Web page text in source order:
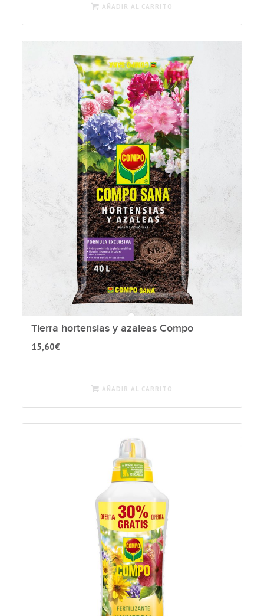
AÑADIR AL CARRITO
Tierra hortensias y azaleas Compo
15,60€
AÑADIR AL CARRITO